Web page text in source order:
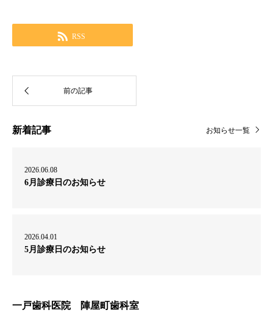
RSS
新着記事 お知らせ一覧
2026.06.08
6月診療日のお知らせ
2026.04.01
5月診療日のお知らせ
一戸歯科医院 陣屋町歯科室